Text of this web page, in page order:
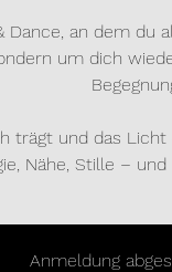
Dance, an dem du
um dich
trägt und das
Nähe, Stille –
Anmeldung